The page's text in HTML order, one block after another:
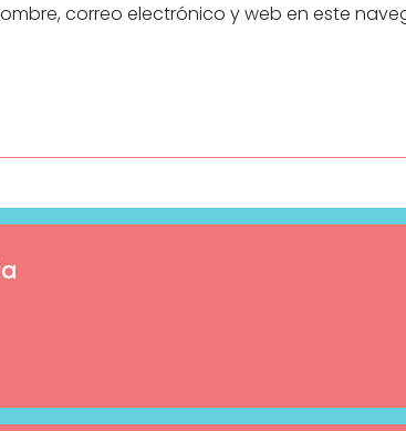
correo electrónico y web en este